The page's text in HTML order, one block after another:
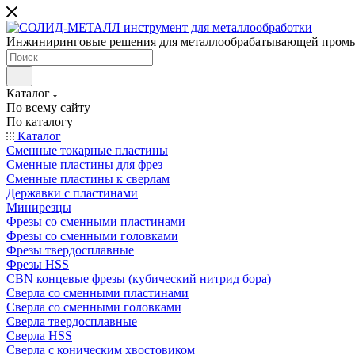
Инжиниринговые решения для металлообрабатывающей
Каталог
По всему сайту
По каталогу
Каталог
Сменные токарные пластины
Сменные пластины для фрез
Сменные пластины к сверлам
Державки с пластинами
Минирезцы
Фрезы со сменными пластинами
Фрезы со сменными головками
Фрезы твердосплавные
Фрезы HSS
CBN концевые фрезы (кубический нитрид бора)
Сверла со сменными пластинами
Сверла со сменными головками
Сверла твердосплавные
Сверла HSS
Сверла с коническим хвостовиком